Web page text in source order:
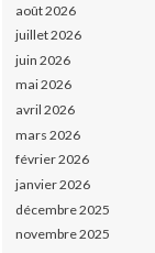
août 2026
juillet 2026
juin 2026
mai 2026
avril 2026
mars 2026
février 2026
janvier 2026
décembre 2025
novembre 2025